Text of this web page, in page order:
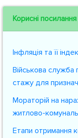
Корисні посилання
Інфляція та її
Військова служба
стажу для
Мораторій на
житлово-
Етапи отримання